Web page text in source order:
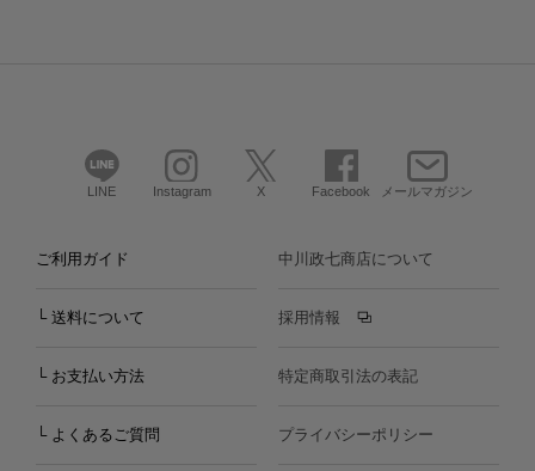
LINE Instagram X Facebook メールマガジン
ご利用ガイド
└ 送料について
└ お支払い方法
└ よくあるご質問
中川政七商店について
採用情報
特定商取引法の表記
プライバシーポリシー